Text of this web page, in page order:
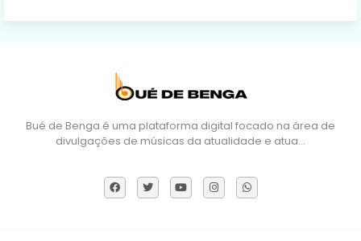
Bué de Benga é uma plataforma digital focado na área de
divulgações de músicas da atualidade e atua…